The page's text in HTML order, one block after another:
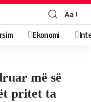
Aa
Ekonomi
më së
pritet ta